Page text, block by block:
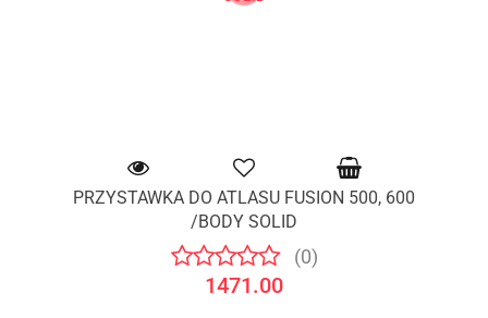
PRZYSTAWKA DO ATLASU FUSION 500, 600
/BODY SOLID
(0)
1471.00